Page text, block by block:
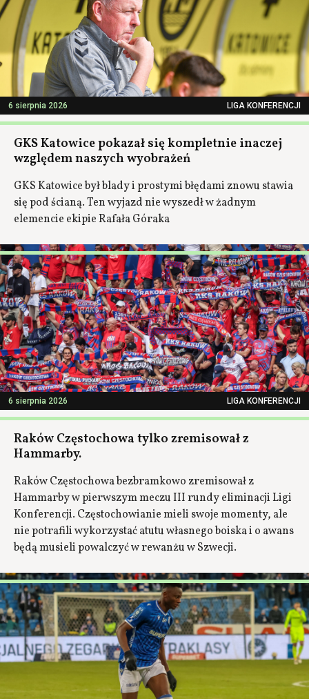
6 sierpnia 2026 LIGA KONFERENCJI
GKS Katowice pokazał się kompletnie inaczej
względem naszych wyobrażeń
GKS Katowice był blady i prostymi błędami znowu stawia
się pod ścianą. Ten wyjazd nie wyszedł w żadnym
elemencie ekipie Rafała Góraka
6 sierpnia 2026 LIGA KONFERENCJI
Raków Częstochowa tylko zremisował z
Hammarby.
Raków Częstochowa bezbramkowo zremisował z
Hammarby w pierwszym meczu III rundy eliminacji Ligi
Konferencji. Częstochowianie mieli swoje momenty, ale
nie potrafili wykorzystać atutu własnego boiska i o awans
będą musieli powalczyć w rewanżu w Szwecji.